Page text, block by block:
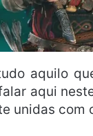
aquilo
aqui
unidas com